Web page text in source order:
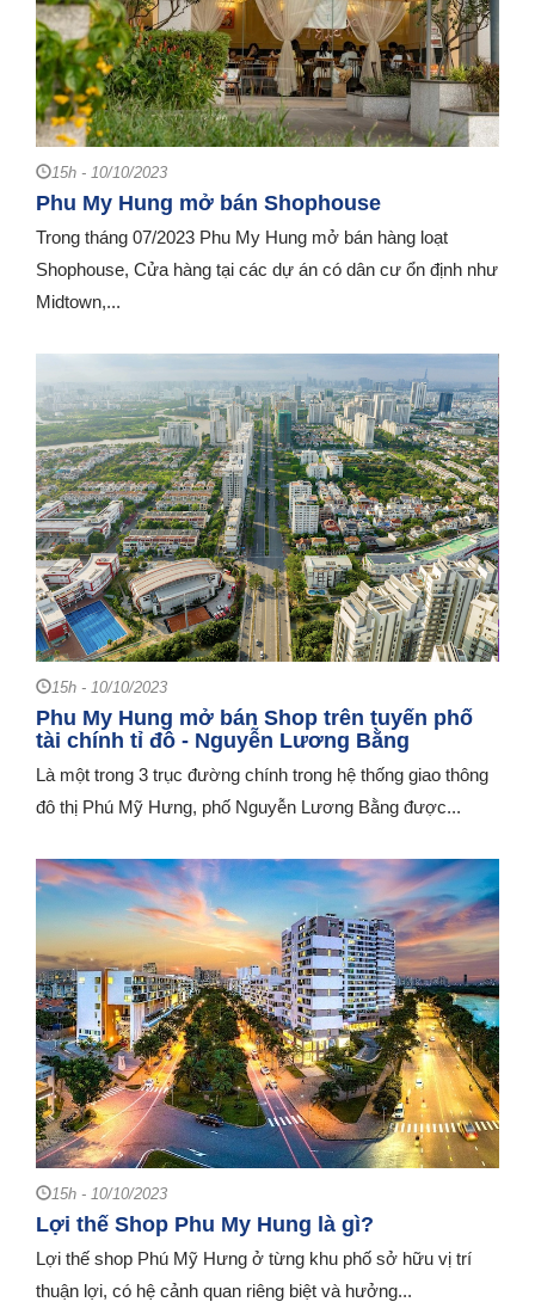
15h - 10/10/2023
Phu My Hung mở bán Shophouse
Trong tháng 07/2023 Phu My Hung mở bán hàng loạt
Shophouse, Cửa hàng tại các dự án có dân cư ổn định như
Midtown,...
15h - 10/10/2023
Phu My Hung mở bán Shop trên tuyến phố
tài chính tỉ đô - Nguyễn Lương Bằng
Là một trong 3 trục đường chính trong hệ thống giao thông
đô thị Phú Mỹ Hưng, phố Nguyễn Lương Bằng được...
15h - 10/10/2023
Lợi thế Shop Phu My Hung là gì?
Lợi thế shop Phú Mỹ Hưng ở từng khu phố sở hữu vị trí
thuận lợi, có hệ cảnh quan riêng biệt và hưởng...